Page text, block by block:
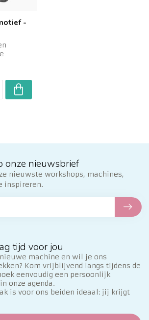
-
...
tijd voor jou
machine en wil je ons
Kom vrijblijvend langs tijdens de
eenvoudig een persoonlijk
onze agenda.
is voor ons beiden ideaal: jij krijgt
onze nieuwsbrief
nieuwste workshops, machines,
inspireren.